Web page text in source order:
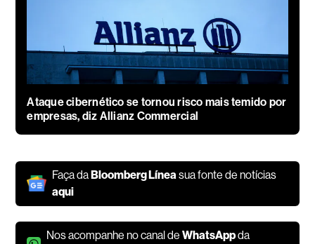
Ataque cibernético se tornou risco mais temido por
empresas, diz Allianz Commercial
Faça daBloomberg Línea sua fonte de notícias
aqui
Nos acompanhe no canal deWhatsAppda